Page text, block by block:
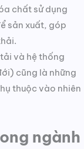
chất sử dụng
sản xuất, góp
và hệ thống
cũng là những
thuộc vào nhiên
ngành